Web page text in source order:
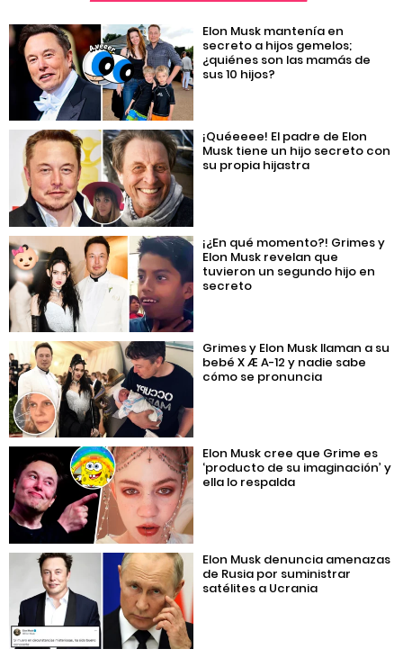
Elon Musk mantenía en
secreto a hijos gemelos;
¿quiénes son las mamás de
sus 10 hijos?
¡Quéeeee! El padre de Elon
Musk tiene un hijo secreto con
su propia hijastra
¡¿En qué momento?! Grimes y
Elon Musk revelan que
tuvieron un segundo hijo en
secreto
Grimes y Elon Musk llaman a su
bebé X Æ A-12 y nadie sabe
cómo se pronuncia
Elon Musk cree que Grime es
‘producto de su imaginación’ y
ella lo respalda
Elon Musk denuncia amenazas
de Rusia por suministrar
satélites a Ucrania